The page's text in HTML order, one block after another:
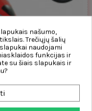
raudonas
našumo,
Trečiųjų šalių
naudojami
funkcijas ir
su šiais slapukais ir